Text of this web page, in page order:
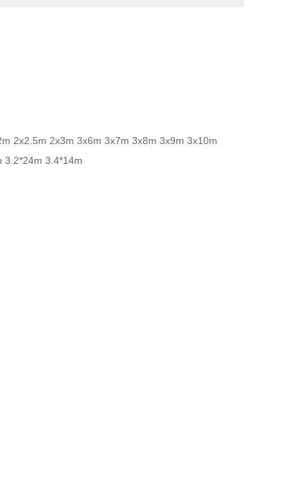
2x2.5m 2x3m 3x6m 3x7m 3x8m 3x9m 3x10m
3.2*24m 3.4*14m